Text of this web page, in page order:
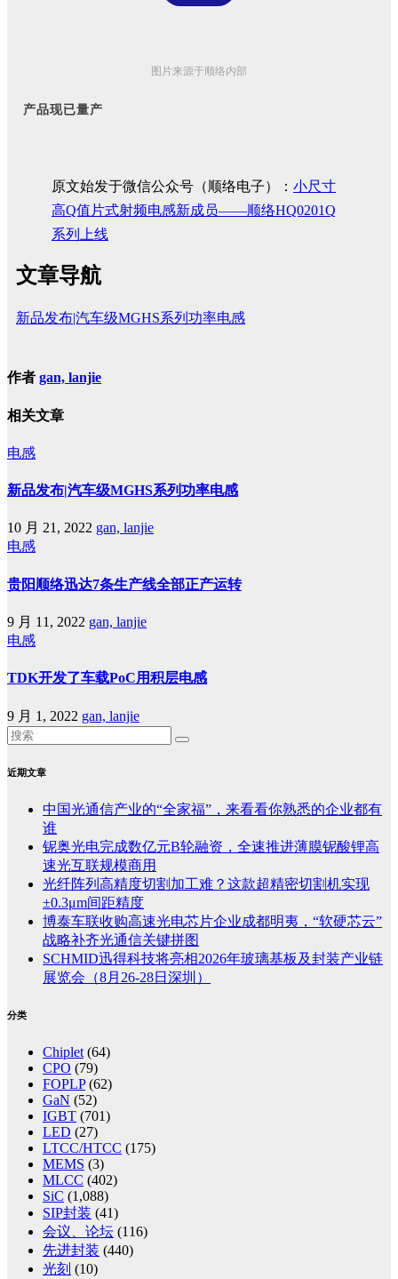
图片来源于顺络内部
产品现已量产
原文始发于微信公众号（顺络电子）： 小尺寸
高Q值片式射频电感新成员——顺络HQ0201Q
系列上线
文章导航
新品发布|汽车级MGHS系列功率电感
作者 gan, lanjie
相关文章
电感
新品发布|汽车级MGHS系列功率电感
10 月 21, 2022 gan, lanjie
电感
贵阳顺络迅达7条生产线全部正产运转
9 月 11, 2022 gan, lanjie
电感
TDK开发了车载PoC用积层电感
9 月 1, 2022 gan, lanjie
近期文章
中国光通信产业的“全家福”，来看看你熟悉的企业都有
谁
铌奥光电完成数亿元B轮融资，全速推进薄膜铌酸锂高
速光互联规模商用
光纤阵列高精度切割加工难？这款超精密切割机实现
±0.3μm间距精度
博泰车联收购高速光电芯片企业成都明夷，“软硬芯云”
战略补齐光通信关键拼图
SCHMID迅得科技将亮相2026年玻璃基板及封装产业链
展览会（8月26-28日深圳）
分类
Chiplet(64)
CPO (79)
FOPLP(62)
GaN (52)
IGBT (701)
LED (27)
LTCC/HTCC (175)
MEMS (3)
MLCC (402)
SiC (1,088)
SIP封装 (41)
会议、论坛 (116)
先进封装 (440)
光刻 (10)